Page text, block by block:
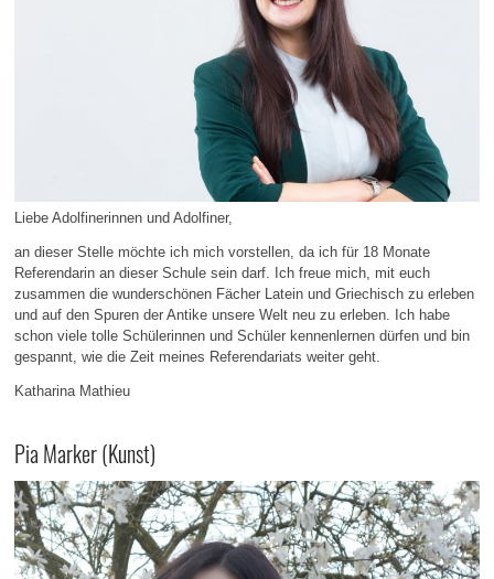
Liebe Adolfinerinnen und Adolfiner,
an dieser Stelle möchte ich mich vorstellen, da ich für 18 Monate
Referendarin an dieser Schule sein darf. Ich freue mich, mit euch
zusammen die wunderschönen Fächer Latein und Griechisch zu erleben
und auf den Spuren der Antike unsere Welt neu zu erleben. Ich habe
schon viele tolle Schülerinnen und Schüler kennenlernen dürfen und bin
gespannt, wie die Zeit meines Referendariats weiter geht.
Katharina Mathieu
Pia Marker (Kunst)